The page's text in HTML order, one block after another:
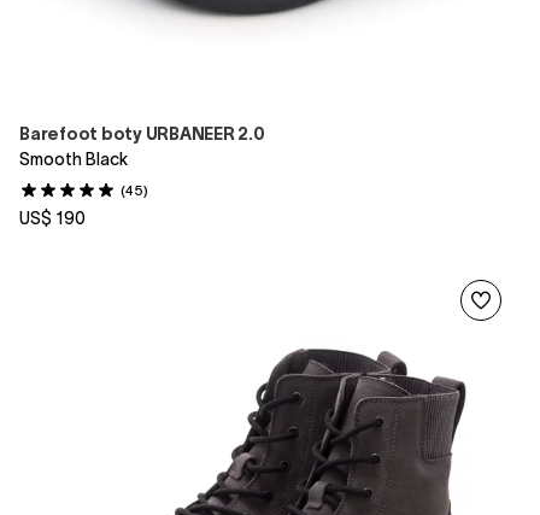
Barefoot boty URBANEER 2.0
Smooth Black
(45)
US$ 190